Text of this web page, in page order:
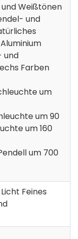
und Weißtönen
und
und
Farben
um
um 90
um 160
um 700
Feines